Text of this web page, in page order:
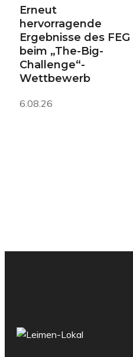
Erneut
hervorragende
Ergebnisse des FEG
beim „The-Big-
Challenge“-
Wettbewerb
6.08.26